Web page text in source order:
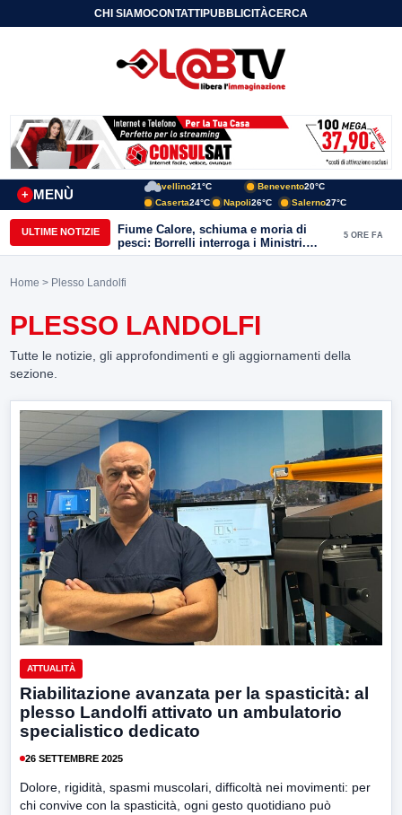
CHI SIAMOCONTATTIPUBBLICITÀCERCA
MENÙ
+
Avellino21°C Benevento20°C
Caserta24°C Napoli26°C Salerno27°C
ULTIME NOTIZIE
Fiume Calore, schiuma e moria di
pesci: Borrelli interroga i Ministri.
“Benevento paga l’assenza del
5 ORE FA
Home > Plesso Landolfi
PLESSO LANDOLFI
Tutte le notizie, gli approfondimenti e gli aggiornamenti della
sezione.
ATTUALITÀ
Riabilitazione avanzata per la spasticità: al
plesso Landolfi attivato un ambulatorio
specialistico dedicato
26 SETTEMBRE 2025
Dolore, rigidità, spasmi muscolari, difficoltà nei movimenti: per
chi convive con la spasticità, ogni gesto quotidiano può